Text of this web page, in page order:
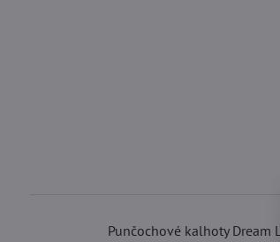
Punčochové kalhoty Dream